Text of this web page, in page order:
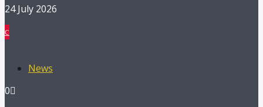
24 July 2026
News
0